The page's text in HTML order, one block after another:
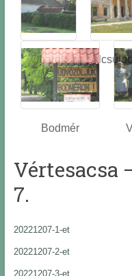
Óbarok
z
Bodmér
Vértesacsa
7.
20221207-1-et
20221207-2-et
20221207-3-et